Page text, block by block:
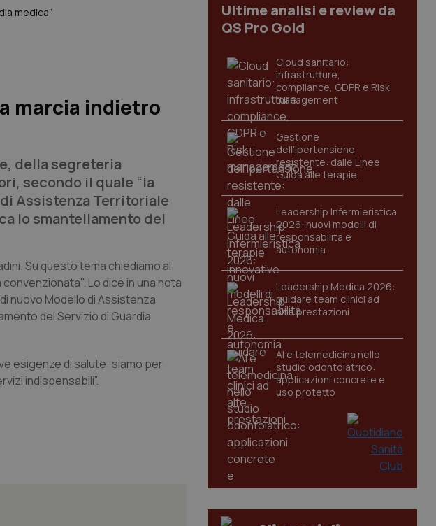
medica”
marcia indietro
della segreteria
secondo il quale “la
Assistenza Territoriale
lo smantellamento del
Su questo tema chiediamo al
Lo dice in una nota
nuovo Modello di Assistenza
del Servizio di Guardia
esigenze di salute: siamo per
indispensabili”.
Ultime analisi e review da
QS Pro Gold
Cloud sanitario:
infrastrutture,
compliance, GDPR e Risk
management
Gestione
dell'Ipertensione
resistente: dalle Linee
Guida alle terapie
innovative
Leadership Infermieristica
2026: nuovi modelli di
responsabilità e
autonomia
Leadership Medica 2026:
guidare team clinici ad
alte prestazioni
AI e telemedicina nello
studio odontoiatrico:
applicazioni concrete e
uso protetto